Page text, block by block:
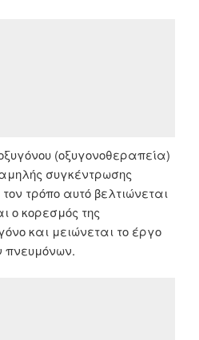
(οξυγονοθεραπεία)
συγκέντρωσης
τρόπο αυτό βελτιώνεται
ο κορεσμός της
και μειώνεται το έργο
πνευμόνων.